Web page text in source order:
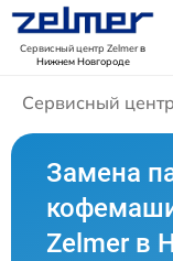
Сервисный центр Zelmerв
Нижнем Новгороде
Сервисный
Замена
Zelmer в